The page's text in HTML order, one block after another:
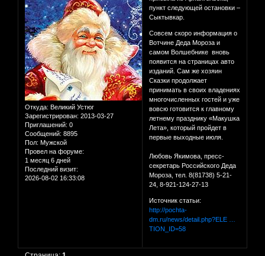
Откуда: Великий Устюг
Зарегистрирован: 2013-03-27
Приглашений: 0
Сообщений: 8895
Пол: Мужской
Провел на форуме:
1 месяц 6 дней
Последний визит:
2026-08-02 16:33:08
пункт следующей остановки –
Сыктывкар.
Совсем скоро информация о
Вотчине Деда Мороза и
самом Волшебнике вновь
появится на страницах авто
изданий. Сам же хозяин
Сказки продолжает
принимать в своих владениях
многочисленных гостей и уже
вовсю готовится к главному
летнему празднику «Макушка
Лета», который пройдет в
первые выходные июля.
Любовь Якимова, пресс-
секретарь Российского Деда
Мороза, тел. 8(81738) 5-21-
24, 8-921-124-27-13
Источник статьи:
http://pochta-
dm.ru/news/detail.php?ELE …
TION_ID=58